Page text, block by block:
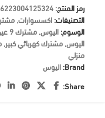
رمز المنتج:
التصنيفات:اكسسوارات,
الوسوم:اليوس,مشترك 9 عين
اليوس,مشترك كهربائي كبير,
منزلي
Brand: اليوس
Share: